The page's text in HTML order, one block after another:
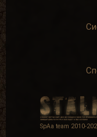
SpAa team 2010-